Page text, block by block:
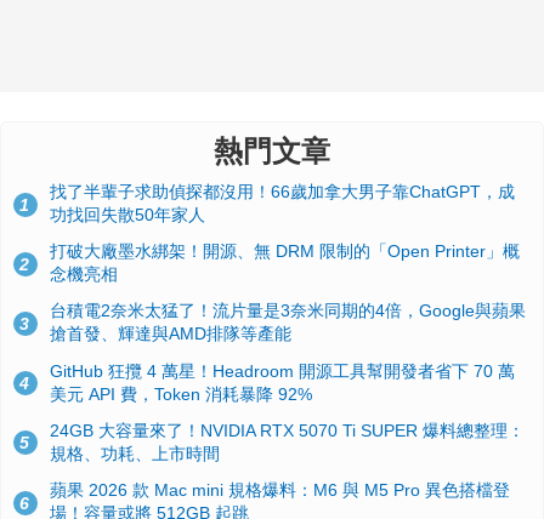
熱門文章
1
找了半輩子求助偵探都沒用！66歲加拿大男子靠ChatGPT，成
功找回失散50年家人
2
打破大廠墨水綁架！開源、無 DRM 限制的「Open Printer」概
念機亮相
3
台積電2奈米太猛了！流片量是3奈米同期的4倍，Google與蘋果
搶首發、輝達與AMD排隊等產能
4
GitHub 狂攬 4 萬星！Headroom 開源工具幫開發者省下 70 萬
美元 API 費，Token 消耗暴降 92%
5
24GB 大容量來了！NVIDIA RTX 5070 Ti SUPER 爆料總整理：
規格、功耗、上市時間
6
蘋果 2026 款 Mac mini 規格爆料：M6 與 M5 Pro 異色搭檔登
場！容量或將 512GB 起跳